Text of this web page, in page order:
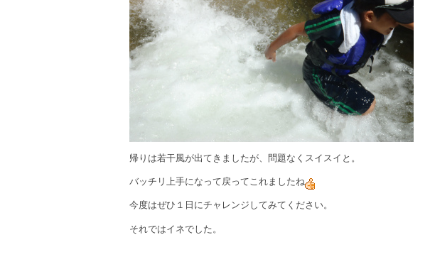
帰りは若干風が出てきましたが、問題なくスイスイと。
バッチリ上手になって戻ってこれましたね
今度はぜひ１日にチャレンジしてみてください。
それではイネでした。